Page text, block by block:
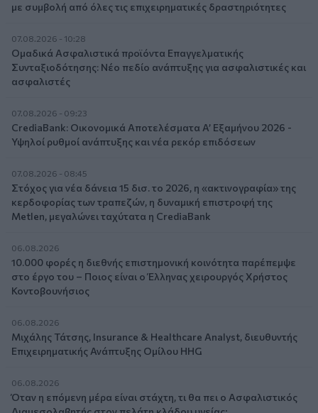
με συμβολή από όλες τις επιχειρηματικές δραστηριότητες
07.08.2026 - 10:28
Ομαδικά Ασφαλιστικά προϊόντα Επαγγελματικής
Συνταξιοδότησης: Νέο πεδίο ανάπτυξης για ασφαλιστικές και
ασφαλιστές
07.08.2026 - 09:23
CrediaBank: Οικονομικά Αποτελέσματα A’ Εξαμήνου 2026 -
Υψηλοί ρυθμοί ανάπτυξης και νέα ρεκόρ επιδόσεων
07.08.2026 - 08:45
Στόχος για νέα δάνεια 15 δισ. το 2026, η «ακτινογραφία» της
κερδοφορίας των τραπεζών, η δυναμική επιστροφή της
Metlen, μεγαλώνει ταχύτατα η CrediaBank
06.08.2026
10.000 φορές η διεθνής επιστημονική κοινότητα παρέπεμψε
στο έργο του – Ποιος είναι ο Έλληνας χειρουργός Χρήστος
Κοντοβουνήσιος
06.08.2026
Μιχάλης Τάτσης, Insurance & Healthcare Analyst, διευθυντής
Επιχειρηματικής Ανάπτυξης Ομίλου HHG
06.08.2026
Όταν η επόμενη μέρα είναι στάχτη, τι θα πει ο Ασφαλιστικός